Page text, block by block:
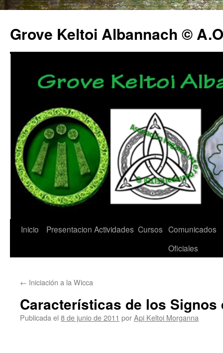
Grove Keltoi Albannach ©
Saltar
Inicio Presentacion Actividades Cursos Comunicados
Oficiales
← Iniciación a la Wicca
Características de los Signos
Publicada el 8 de junio de 2011 porApi Keltoi Morganna